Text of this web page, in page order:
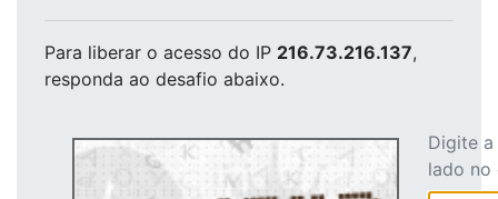
Para liberar o acesso do IP 216.73.216.137,
responda ao desafio abaixo.
Digite
lado no